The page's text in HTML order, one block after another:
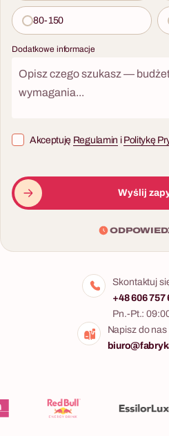
80-150
Dodatkowe informacje
Akceptuję Regulamin i Politykę
Wyślij
Skontaktuj
+48 606 757
Pn.-Pt.:
Napisz do nas